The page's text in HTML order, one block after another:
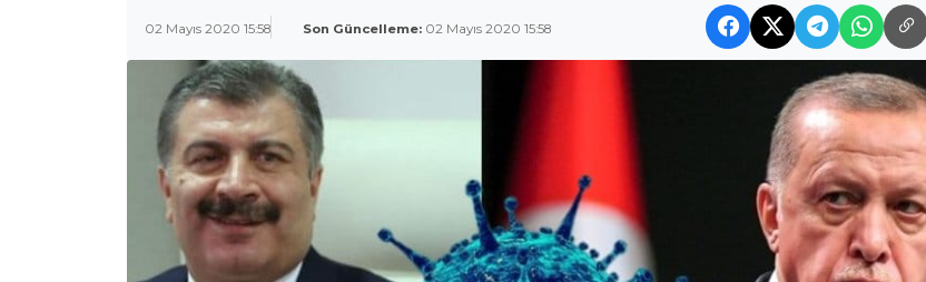
02 Mayıs 2020 15:58 Son Güncelleme: 02 Mayıs 2020 15:58